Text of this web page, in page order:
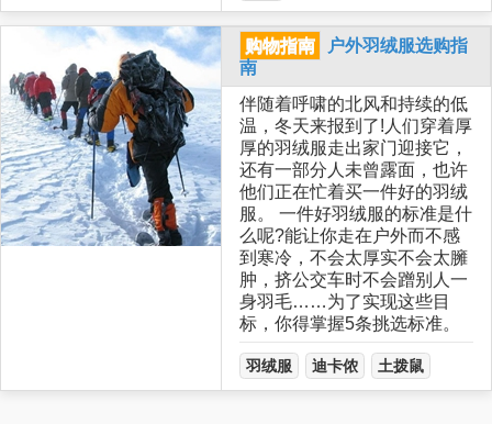
购物指南
户外羽绒服选购指
南
伴随着呼啸的北风和持续的低
温，冬天来报到了!人们穿着厚
厚的羽绒服走出家门迎接它，
还有一部分人未曾露面，也许
他们正在忙着买一件好的羽绒
服。 一件好羽绒服的标准是什
么呢?能让你走在户外而不感
到寒冷，不会太厚实不会太臃
肿，挤公交车时不会蹭别人一
身羽毛……为了实现这些目
标，你得掌握5条挑选标准。
羽绒服 迪卡侬 土拨鼠